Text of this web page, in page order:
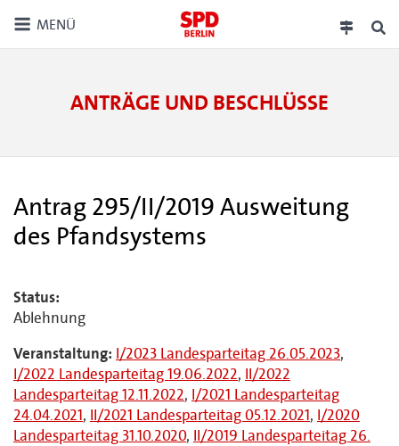
MENÜ
ANTRÄGE UND BESCHLÜSSE
Antrag 295/II/2019 Ausweitung
des Pfandsystems
Status:
Ablehnung
Veranstaltung: I/2023 Landesparteitag 26.05.2023,
I/2022 Landesparteitag 19.06.2022, II/2022
Landesparteitag 12.11.2022, I/2021 Landesparteitag
24.04.2021, II/2021 Landesparteitag 05.12.2021, I/2020
Landesparteitag 31.10.2020, II/2019 Landesparteitag 26.